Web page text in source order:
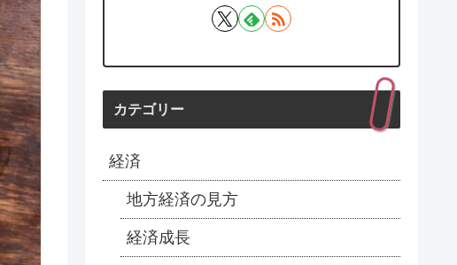
カテゴリー
経済
地方経済の見方
経済成長